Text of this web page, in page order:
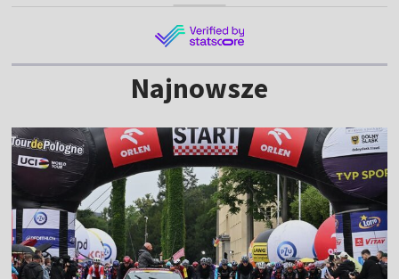
Najnowsze